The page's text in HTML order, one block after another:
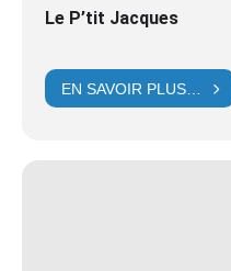
Le P’tit Jacques
EN SAVOIR PLUS…